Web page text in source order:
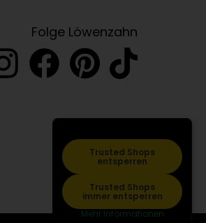
Folge Löwenzahn
Trusted Shops
entsperren
Trusted Shops
immer entsperren
Mehr Informationen